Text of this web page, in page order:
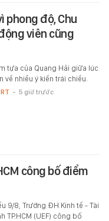
phong độ, Chu
viên cũng
tựa của Quang Hải giữa lúc
về nhiều ý kiến trái chiều.
- 5 giờ trước
công bố điểm
9/8, Trường ĐH Kinh tế - Tài
TP.HCM (UEF) công bố